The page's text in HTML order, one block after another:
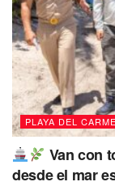
PLAYA DEL
Van con
desde el mar